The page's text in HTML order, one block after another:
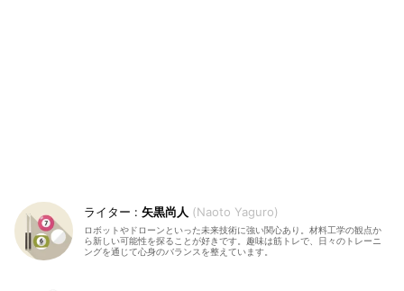
矢黒尚人 Naoto Yaguro
ロボットやドローンといった未来技術に強い関心あり。材料工学の観点か
ら新しい可能性を探ることが好きです。趣味は筋トレで、日々のトレーニ
ングを通じて心身のバランスを整えています。